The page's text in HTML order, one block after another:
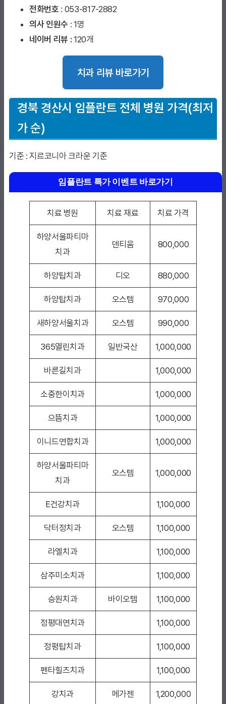
전화번호 : 053-817-2882
의사 인원수 : 1명
네이버 리뷰 : 120개
치과 리뷰 바로가기
경북 경산시 임플란트 전체 병원 가격(최저
가 순)
기준 : 지르코니아 크라운 기준
임플란트 특가 이벤트 바로가기
치료 병원 치료 재료 치료 가격
하양서울파티마
치과
덴티움 800,000
하양탑치과 디오 880,000
하양탑치과 오스템 970,000
새하양서울치과 오스템 990,000
365열린치과 일반국산 1,000,000
바른길치과 1,000,000
소중한이치과 1,000,000
으뜸치과 1,000,000
이니드연합치과 1,000,000
하양서울파티마
치과
오스템 1,000,000
E건강치과 1,100,000
닥터정치과 오스템 1,100,000
라엘치과 1,100,000
삼주미소치과 1,100,000
승원치과 바이오템 1,100,000
정평대연치과 1,100,000
정평탑치과 1,100,000
펜타힐즈치과 1,100,000
강치과 메가젠 1,200,000